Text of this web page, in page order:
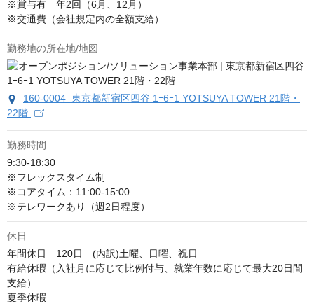
※賞与有　年2回（6月、12月）
※交通費（会社規定内の全額支給）
勤務地の所在地/地図
160-0004 東京都新宿区四谷 1ｰ6ｰ1 YOTSUYA TOWER 21階・
22階
勤務時間
9:30‐18:30
※フレックスタイム制
※コアタイム：11:00‐15:00
※テレワークあり（週2日程度）
休日
年間休日　120日　(内訳)土曜、日曜、祝日
有給休暇（入社月に応じて比例付与、就業年数に応じて最大20日間
支給）
夏季休暇